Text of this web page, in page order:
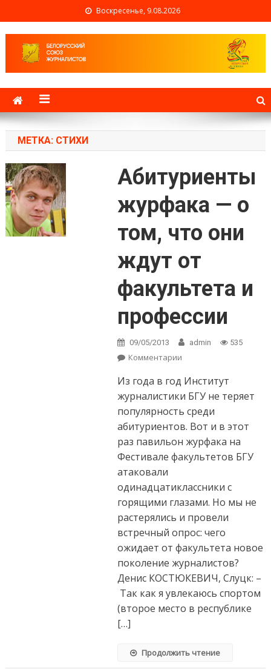
Воскресенье, 9.08.2026
Белорусский союз
журналистов
МЕТКА: СТИХИ
Абитуриенты
журфака — о
том, что они
ждут от
факультета и
профессии
09/05/2013 admin 535
Комментарии
что они ждут от
факультета и
Из года в год Институт
журналистики БГУ не теряет
популярность среди
абитуриентов. Вот и в этот
раз павильон журфака на
Фестивале факультетов БГУ
атаковали
одинадцатиклассники с
горящими глазами. Но мы не
растерялись и провели
встречный опрос: чего
ожидает от факультета новое
поколение журналистов?
Денис КОСТЮКЕВИЧ, Слуцк: –
Так как я увлекаюсь спортом
(второе место в республике
[…]
Продолжить чтение